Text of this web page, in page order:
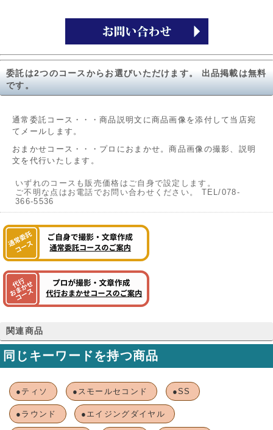
委託は2つのコースからお選びいただけます。 出品掲載は無料
です。
通常委託コース・・・商品説明文に商品画像を添付して当店宛
てメールします。
おまかせコース・・・プロにおまかせ。商品画像の撮影、説明
文を代行いたします。
いずれのコースも販売価格はご自身で設定します。
ご不明な点はお電話でお問い合わせください。 TEL/078-
366-5536
関連商品
同じキーワードを持つ商品
●ティソ ●スモールセコンド ●SS
●ラウンド ●エイジングダイヤル